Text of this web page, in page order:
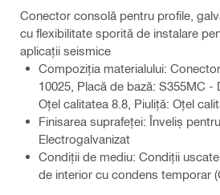
Conector consolă pentru profile,
cu flexibilitate sporită de instalare
aplicații seismice
Compoziţia materialului:
10025, Placă de bază: S355MC -
Oţel calitatea 8.8, Piuliţă: Oţel
Finisarea suprafeţei: Înveliș
Electrogalvanizat
Condiţii de mediu: Condiții
de interior cu condens temporar